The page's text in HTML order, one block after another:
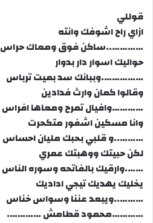
قوللي
ازاي راح اشوفك وانته
…………..ساكن فوق ومعاك حراس
حواليك اسوار دار بدوار
…………….وببانك سد بميت ترباس
وقالوا كمان وارث فدادين
…………وافيال تمرح ومعاها افراس
وانا مسكين اشفور متكحرت
………..و قلبي بحبك مليان احساس
لكن حبيتك ووهبتك عمري
…….وارقيك بالفاتحه وسوره الناس
يخليك يهديك تيجي اداديك
………..ويبعد عننا وسواس خناس
…………محمود قطامش ………….